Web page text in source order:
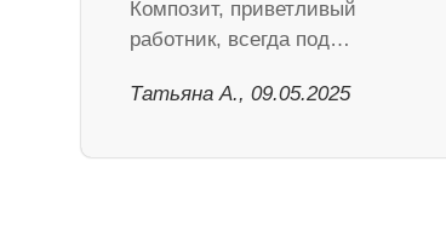
Композит, приветливый
работник, всегда под…
Татьяна А., 09.05.2025